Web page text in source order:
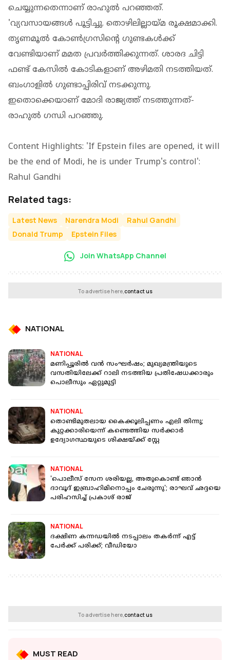
ചെയ്യുന്നതെന്നാണ് രാഹുല്‍ പറഞ്ഞത്.
'വ്യവസായങ്ങള്‍ പൂട്ടിച്ചു. തൊഴിലില്ലായ്മ രൂക്ഷമാക്കി.
തൃണമൂല്‍ കോണ്‍ഗ്രസിന്റെ ഗുണ്ടകള്‍ക്ക്
വേണ്ടിയാണ് മമത പ്രവര്‍ത്തിക്കുന്നത്. ശാരദ ചിട്ടി
ഫണ്ട് കേസില്‍ കോടികളാണ് അഴിമതി നടത്തിയത്.
ബംഗാളില്‍ ഗുണ്ടാപ്പിരിവ് നടക്കുന്നു.
ഇതൊക്കെയാണ് മോദി രാജ്യത്ത് നടത്തുന്നത്-
രാഹുല്‍ ഗന്ധി പറഞ്ഞു.
Content Highlights: 'If Epstein files are opened, it will
be the end of Modi, he is under Trump's control':
Rahul Gandhi
Related tags:
Latest News Narendra Modi
Rahul Gandhi
Donald Trump
Epstein Files
Join WhatsApp Channel
To advertise here,contact us
NATIONAL
NATIONAL
മണിപ്പൂരില്‍ വന്‍ സംഘര്‍ഷം; മുഖ്യമന്ത്രിയുടെ
വസതിയിലേക്ക് റാലി നടത്തിയ പ്രതിഷേധക്കാരും
പൊലീസും ഏറ്റുമുട്ടി
NATIONAL
തൊണ്ടിമുതലായ കൈക്കൂലിപ്പണം എലി തിന്നു;
കുറ്റക്കാരിയെന്ന് കണ്ടെത്തിയ സർക്കാർ
ഉദ്യോഗസ്ഥയുടെ ശിക്ഷയ്ക്ക് സ്റ്റേ
NATIONAL
'പൊലീസ് സേന ശരിയല്ല, അതുകൊണ്ട് ഞാന്‍
ദാവൂദ് ഇബ്രാഹിമിനൊപ്പം ചേരുന്നു'; രാഘവ് ഛദ്ദയെ
പരിഹസിച്ച് പ്രകാശ് രാജ്
NATIONAL
ദക്ഷിണ കന്നഡയിൽ നടപ്പാലം തകർന്ന് എട്ട്
പേർക്ക് പരിക്ക്; വീഡിയോ
To advertise here,contact us
MUST READ